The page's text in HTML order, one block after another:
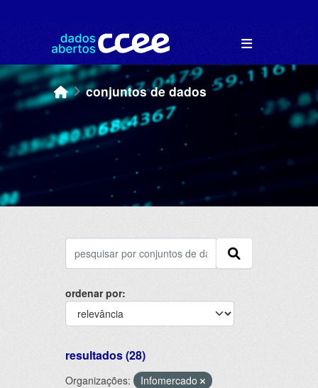
conjuntos de dados
ordenar por
resultados (28)
Organizações:
Infomercado